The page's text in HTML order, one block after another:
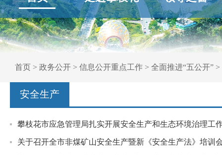
首页 > 政务公开 > 信息公开重点工作 > 全面推进“五公开” >
安全生产
攀枝花市应急管理局扎实开展安全生产和生态环境治理工
关于召开全市非煤矿山安全生产暨新《安全生产法》培训